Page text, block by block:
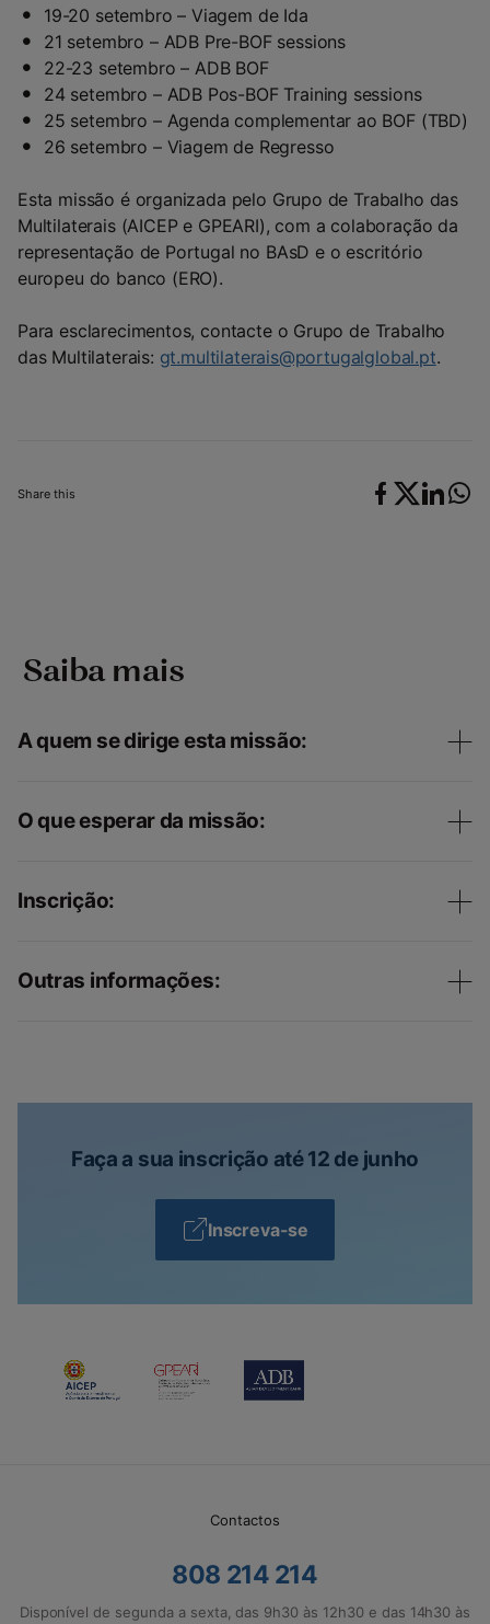
Share this
19-20 setembro – Viagem de Ida
21 setembro – ADB Pre-BOF sessions
22-23 setembro – ADB BOF
24 setembro – ADB Pos-BOF Training sessions
25 setembro – Agenda complementar ao BOF (TBD)
26 setembro – Viagem de Regresso
Esta missão é organizada pelo Grupo de Trabalho das
Multilaterais (AICEP e GPEARI), com a colaboração da
representação de Portugal no BAsD e o escritório
europeu do banco (ERO).
Para esclarecimentos, contacte o Grupo de Trabalho
das Multilaterais: gt.multilaterais@portugalglobal.pt.
‎ Saiba mais
A quem se dirige esta missão:
O que esperar da missão:
Inscrição:
Outras informações:
Faça a sua inscrição até 12 de junho
Inscreva-se
Contactos
808 214 214
Disponível de segunda a sexta, das 9h30 às 12h30 e das 14h30 às